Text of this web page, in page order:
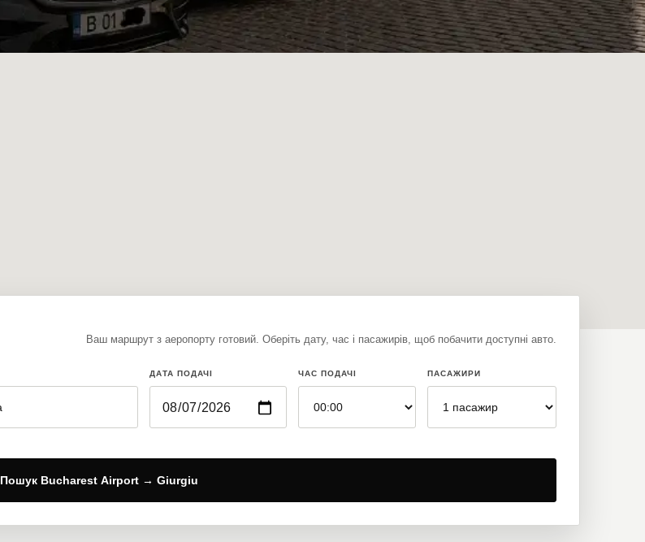
Ваш маршрут з аеропорту готовий. Оберіть дату, час і пасажирів, щоб побачити доступні авто.
ДАТА ПОДАЧІ ЧАС ПОДАЧІ ПАСАЖИРИ
Пошук Bucharest Airport → Giurgiu